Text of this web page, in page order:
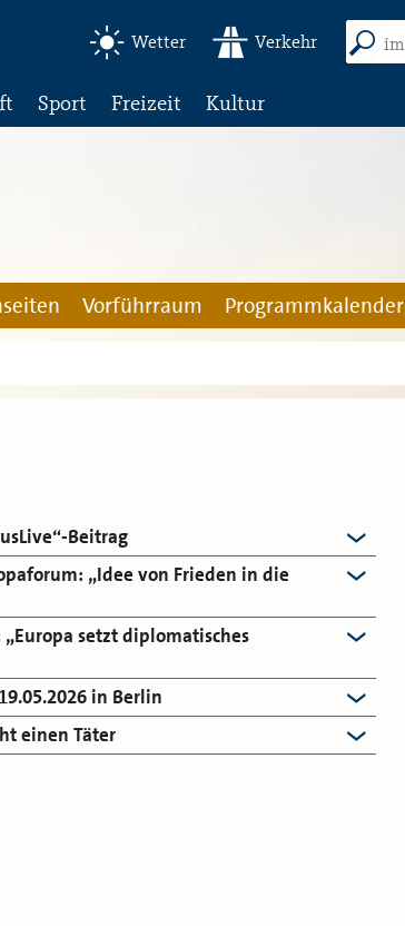
Wetter Verkehr
Sport Freizeit Kultur
Vorführraum Programmkalender
Beitrag
„Idee von Frieden in die
setzt diplomatisches
in Berlin
einen Täter